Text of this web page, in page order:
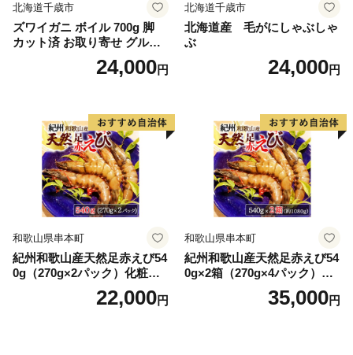
北海道千歳市
ズワイガニ ボイル 700g 脚
カット済 お取り寄せ グルメ
【北海道】【札幌バルナバフ
24,000円
北海道千歳市
北海道産 毛がにしゃぶしゃ
ぶ
24,000円
和歌山県串本町
紀州和歌山産天然足赤えび54
0g（270g×2パック）化粧箱
入 ※2026年12月上旬〜2027
年2月上旬頃順次発送予定
22,000円
和歌山県串本町
紀州和歌山産天然足赤えび54
0g×2箱（270g×4パック）化
粧箱入 ※2026年12月上旬〜2
027年2月上旬頃順次発送予定
35,000円